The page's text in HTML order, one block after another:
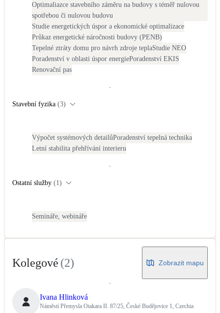
Žaluzie, markýzy, pergoly
Rekuperace tepla odpadní vody
Šedá i černá odpadní voda
Doplňkové zdroje vytápění
Retence deštové vody
Malé i velké turbíny
Optimaliazce stavebního záměru na budovy s téměř nulovou
spotřebou či nulovou budovu
Studie energetických úspor a ekonomické optimalizace
Průkaz energetické náročnosti budovy (PENB)
Tepelné ztráty domu pro návrh zdroje teplaStudie NEO
Poradenství v oblasti úspor energiePoradenství EKIS
Renovační pas
Stavební fyzika (3)
Výpočet systémových detailůPoradenství tepelná technika
Letní stabilita přehřívání interieru
Ostatní služby (1)
Semináře, webináře
Kolegové (2) Zobrazit mapu
Ivana Hlinková
Náměstí Přemysla Otakara II. 87/25, České Budějovice 1, Czechia